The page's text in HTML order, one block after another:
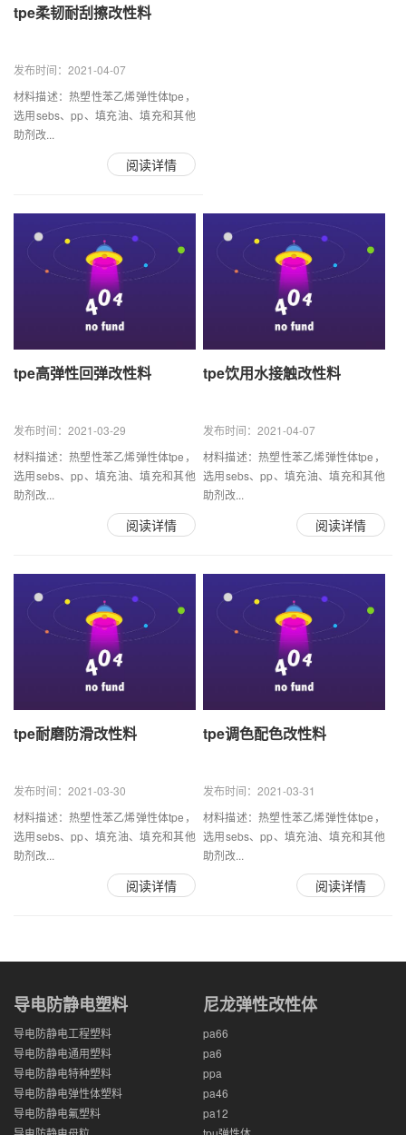
tpe柔韧耐刮擦改性料
发布时间：2021-04-07
材料描述：热塑性苯乙烯弹性体tpe，
选用sebs、pp、填充油、填充和其他
助剂改...
阅读详情
tpe高弹性回弹改性料
发布时间：2021-03-29
材料描述：热塑性苯乙烯弹性体tpe，
选用sebs、pp、填充油、填充和其他
助剂改...
阅读详情
tpe饮用水接触改性料
发布时间：2021-04-07
材料描述：热塑性苯乙烯弹性体tpe，
选用sebs、pp、填充油、填充和其他
助剂改...
阅读详情
tpe耐磨防滑改性料
发布时间：2021-03-30
材料描述：热塑性苯乙烯弹性体tpe，
选用sebs、pp、填充油、填充和其他
助剂改...
阅读详情
tpe调色配色改性料
发布时间：2021-03-31
材料描述：热塑性苯乙烯弹性体tpe，
选用sebs、pp、填充油、填充和其他
助剂改...
阅读详情
导电防静电塑料
导电防静电工程塑料
导电防静电通用塑料
导电防静电特种塑料
导电防静电弹性体塑料
导电防静电氟塑料
尼龙弹性改性体
pa66
pa6
ppa
pa46
pa12